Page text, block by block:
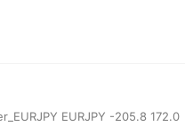
EURJPY -205.8 172.0